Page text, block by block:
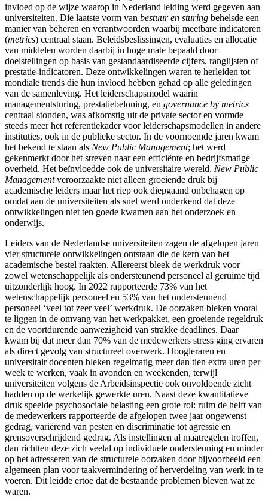
invloed op de wijze waarop in Nederland leiding werd gegeven aan
universiteiten. Die laatste vorm van bestuur en sturing behelsde een
manier van beheren en verantwoorden waarbij meetbare indicatoren
(metrics) centraal staan. Beleidsbeslissingen, evaluaties en allocatie
van middelen worden daarbij in hoge mate bepaald door
doelstellingen op basis van gestandaardiseerde cijfers, ranglijsten of
prestatie-indicatoren. Deze ontwikkelingen waren te herleiden tot
mondiale trends die hun invloed hebben gehad op alle geledingen
van de samenleving. Het leiderschapsmodel waarin
managementsturing, prestatiebeloning, en governance by metrics
centraal stonden, was afkomstig uit de private sector en vormde
steeds meer het referentiekader voor leiderschapsmodellen in andere
instituties, ook in de publieke sector. In de voornoemde jaren kwam
het bekend te staan als New Public Management; het werd
gekenmerkt door het streven naar een efficiënte en bedrijfsmatige
overheid. Het beïnvloedde ook de universitaire wereld. New Public
Managementveroorzaakte niet alleen groeiende druk bij
academische leiders maar het riep ook diepgaand onbehagen op
omdat aan de universiteiten als snel werd onderkend dat deze
ontwikkelingen niet ten goede kwamen aan het onderzoek en
onderwijs.
Leiders van de Nederlandse universiteiten zagen de afgelopen jaren
vier structurele ontwikkelingen ontstaan die de kern van het
academische bestel raakten. Allereerst bleek de werkdruk voor
zowel wetenschappelijk als ondersteunend personeel al geruime tijd
uitzonderlijk hoog. In 2022 rapporteerde 73% van het
wetenschappelijk personeel en 53% van het ondersteunend
personeel ‘veel tot zeer veel’ werkdruk. De oorzaken bleken vooral
te liggen in de omvang van het werkpakket, een groeiende regeldruk
en de voortdurende aanwezigheid van strakke deadlines. Daar
kwam bij dat meer dan 70% van de medewerkers stress ging ervaren
als direct gevolg van structureel overwerk. Hoogleraren en
universitair docenten bleken regelmatig meer dan tien extra uren per
week te werken, vaak in avonden en weekenden, terwijl
universiteiten volgens de Arbeidsinspectie ook onvoldoende zicht
hadden op de werkelijk gewerkte uren. Naast deze kwantitatieve
druk speelde psychosociale belasting een grote rol: ruim de helft van
de medewerkers rapporteerde de afgelopen twee jaar ongewenst
gedrag, variërend van pesten en discriminatie tot agressie en
grensoverschrijdend gedrag. Als instellingen al maatregelen troffen,
dan richtten deze zich veelal op individuele ondersteuning en minder
op het adresseren van de structurele oorzaken door bijvoorbeeld een
algemeen plan voor taakvermindering of herverdeling van werk in te
voeren. Dit leidde ertoe dat de bestaande problemen bleven wat ze
waren.